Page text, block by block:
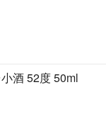
酒 52度 50ml